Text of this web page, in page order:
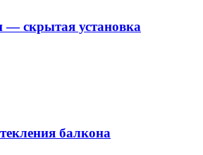
— скрытая установка
балкона